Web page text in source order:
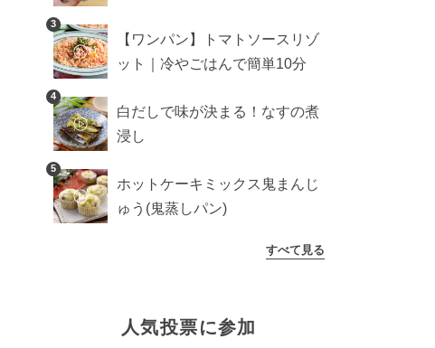
3
【ワンパン】トマトソースリゾ
ット｜冷やごはんで簡単10分
4
白だしで味が決まる！なすの煮
浸し
5
ホットケーキミックス鬼まんじ
ゅう(鬼蒸しパン)
すべて見る
人気投票に参加